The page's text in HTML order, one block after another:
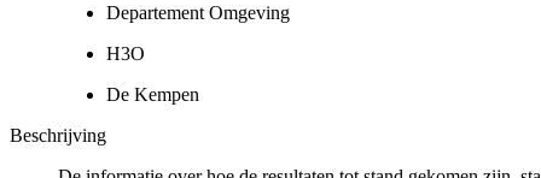
Departement Omgeving
H3O
De Kempen
Beschrijving